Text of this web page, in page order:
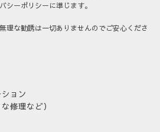
シーポリシーに準じます。
理な勧誘は一切ありませんのでご安心くださ
ョン
修理など）